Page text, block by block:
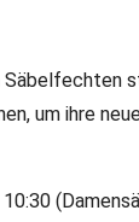
statt.
Säbelfechten
um ihre